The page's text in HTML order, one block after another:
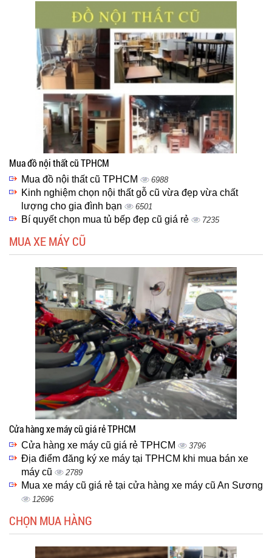
Mua đồ nội thất cũ TPHCM
Mua đồ nội thất cũ TPHCM 6988
Kinh nghiệm chọn nội thất gỗ cũ vừa đẹp vừa chất
lượng cho gia đình bạn
6501
Bí quyết chọn mua tủ bếp đẹp cũ giá rẻ 7235
MUA XE MÁY CŨ
Cửa hàng xe máy cũ giá rẻ TPHCM
Cửa hàng xe máy cũ giá rẻ TPHCM 3796
Địa điểm đăng ký xe máy tại TPHCM khi mua bán xe
máy cũ
2789
Mua xe máy cũ giá rẻ tại cửa hàng xe máy cũ An Sương
12696
CHỌN MUA HÀNG